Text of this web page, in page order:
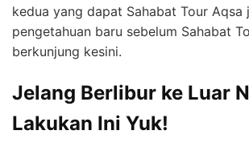
kedua yang dapat Sahabat Tour Aqsa
pengetahuan baru sebelum Sahabat
berkunjung kesini.
Jelang Berlibur ke Luar
Lakukan Ini Yuk!